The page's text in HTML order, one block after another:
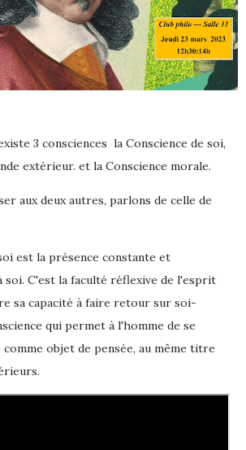
3 consciences la Conscience de soi,
extérieur. et la Conscience morale.
aux deux autres, parlons de celle de
est la présence constante et
soi. C'est la faculté réflexive de l'esprit
sa capacité à faire retour sur soi-
qui permet à l'homme de se
objet de pensée, au même titre